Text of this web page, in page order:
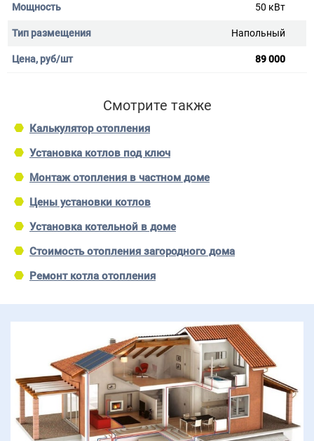
50 кВт
Напольный
89 000
Смотрите также
Калькулятор отопления
Установка котлов под ключ
Монтаж отопления в частном доме
Цены установки котлов
Установка котельной в доме
Стоимость отопления загородного дома
Ремонт котла отопления